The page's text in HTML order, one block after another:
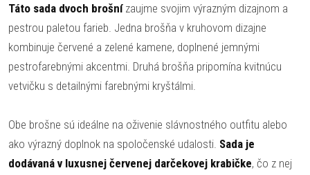
Táto sada dvoch brošnízaujme svojim výrazným dizajnom a
pestrou paletou farieb. Jedna brošňa v kruhovom dizajne
kombinuje červené a zelené kamene, doplnené jemnými
pestrofarebnými akcentmi. Druhá brošňa pripomína kvitnúcu
vetvičku s detailnými farebnými kryštálmi.
Obe brošne sú ideálne na oživenie slávnostného outfitu alebo
ako výrazný doplnok na spoločenské udalosti. Sada je
dodávaná v luxusnej červenej darčekovej krabičke, čo z nej